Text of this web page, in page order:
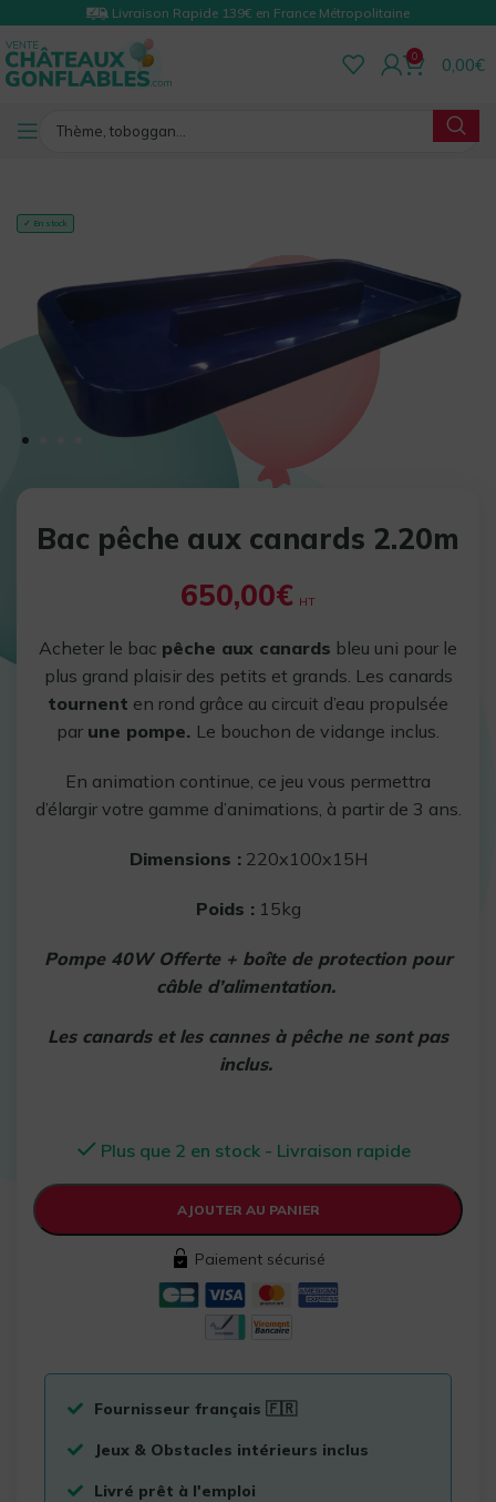
Livraison Rapide 139€ en France Métropolitaine
0 0,00€
✓ En stock
Bac pêche aux canards 2.20m
650,00€ HT
Acheter le bac pêche aux canards bleu uni pour le
plus grand plaisir des petits et grands. Les canards
tournent en rond grâce au circuit d’eau propulsée
par une pompe. Le bouchon de vidange inclus.
En animation continue, ce jeu vous permettra
d’élargir votre gamme d’animations, à partir de 3 ans.
Dimensions :220x100x15H
Poids :15kg
Pompe 40W Offerte + boîte de protection pour
câble d’alimentation.
Les canards et les cannes à pêche ne sont pas
inclus.
Plus que 2 en stock - Livraison rapide
AJOUTER AU PANIER
Paiement sécurisé
Fournisseur français 🇫🇷
Jeux & Obstacles intérieurs inclus
Livré prêt à l'emploi